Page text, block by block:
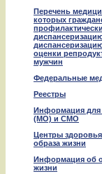
Перечень
которых
оценки
мужчин
Федеральные
Реестры
Информация для
(МО) и СМО
Центры
образа жизни
Информация об
жизни